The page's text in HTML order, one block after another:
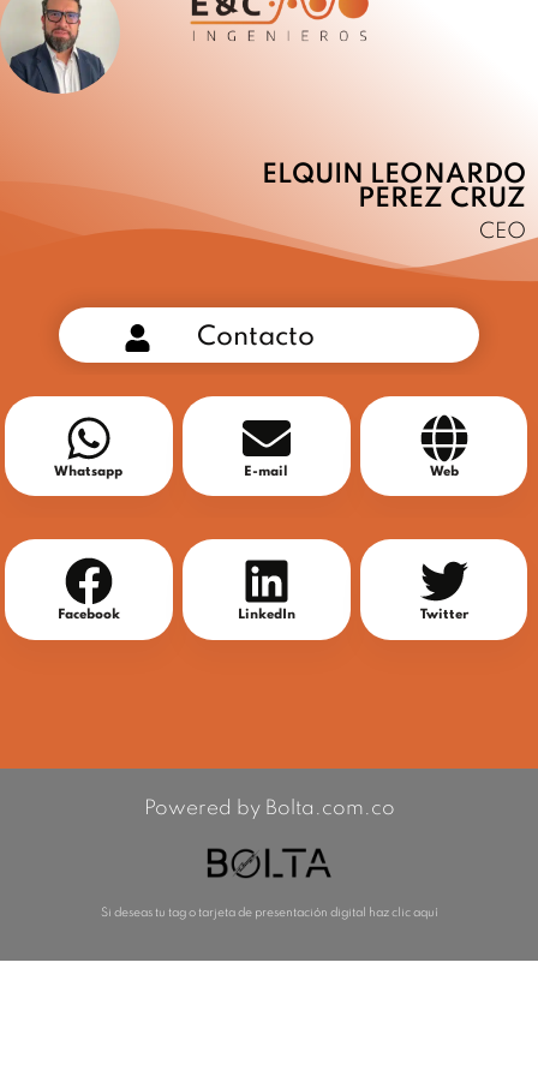
ELQUIN LEONARDO
PEREZ CRUZ
CEO
Contacto
Whatsapp E-mail Web
Facebook LinkedIn Twitter
Powered by Bolta.com.co
Si deseas tu tag o tarjeta de presentación digital haz clic aquí